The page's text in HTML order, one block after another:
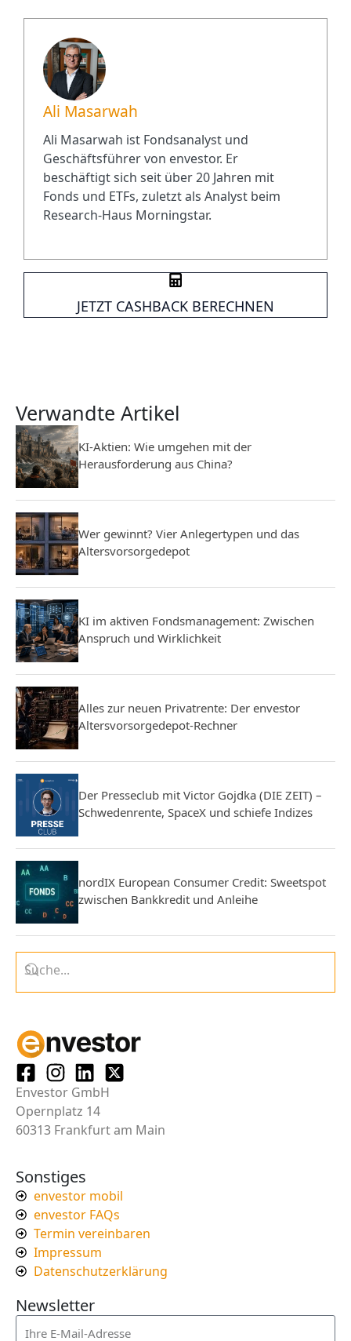
Ali Masarwah
Ali Masarwah ist Fondsanalyst und
Geschäftsführer von envestor. Er
beschäftigt sich seit über 20 Jahren mit
Fonds und ETFs, zuletzt als Analyst beim
Research-Haus Morningstar.
JETZT CASHBACK BERECHNEN
Verwandte Artikel
KI-Aktien: Wie umgehen mit der
Herausforderung aus China?
Wer gewinnt? Vier Anlegertypen und das
Altersvorsorgedepot
KI im aktiven Fondsmanagement: Zwischen
Anspruch und Wirklichkeit
Alles zur neuen Privatrente: Der envestor
Altersvorsorgedepot-Rechner
Der Presseclub mit Victor Gojdka (DIE ZEIT) –
Schwedenrente, SpaceX und schiefe Indizes
nordIX European Consumer Credit: Sweetspot
zwischen Bankkredit und Anleihe
Envestor GmbH
Opernplatz 14
60313 Frankfurt am Main
Sonstiges
envestor mobil
envestor FAQs
Termin vereinbaren
Impressum
Datenschutzerklärung
Newsletter